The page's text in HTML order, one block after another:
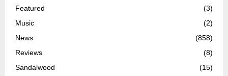
Featured
(3)
Music
(2)
News
(858)
Reviews
(8)
Sandalwood
(15)